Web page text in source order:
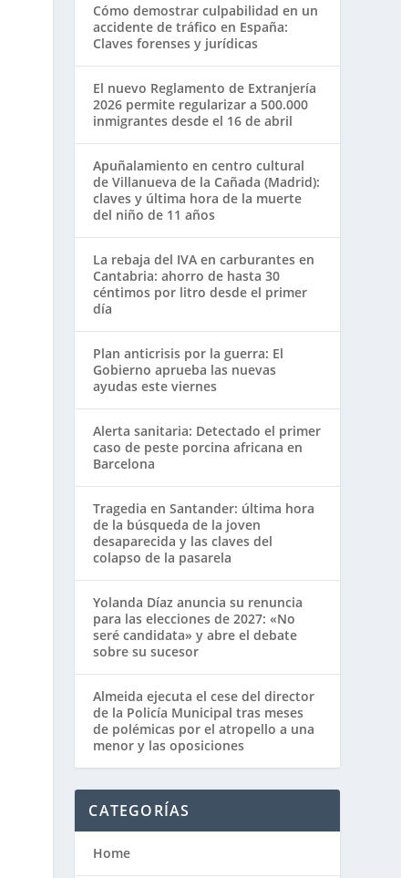
Cómo demostrar culpabilidad en un
accidente de tráfico en España:
Claves forenses y jurídicas
El nuevo Reglamento de Extranjería
2026 permite regularizar a 500.000
inmigrantes desde el 16 de abril
Apuñalamiento en centro cultural
de Villanueva de la Cañada (Madrid):
claves y última hora de la muerte
del niño de 11 años
La rebaja del IVA en carburantes en
Cantabria: ahorro de hasta 30
céntimos por litro desde el primer
día
Plan anticrisis por la guerra: El
Gobierno aprueba las nuevas
ayudas este viernes
Alerta sanitaria: Detectado el primer
caso de peste porcina africana en
Barcelona
Tragedia en Santander: última hora
de la búsqueda de la joven
desaparecida y las claves del
colapso de la pasarela
Yolanda Díaz anuncia su renuncia
para las elecciones de 2027: «No
seré candidata» y abre el debate
sobre su sucesor
Almeida ejecuta el cese del director
de la Policía Municipal tras meses
de polémicas por el atropello a una
menor y las oposiciones
CATEGORÍAS
Home